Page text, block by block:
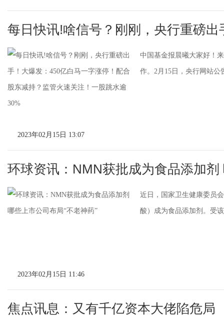
每日快讯!啥信号？刚刚，央行重磅出
中国基金报晨曦大家好！
作。2月15日，央行网站
2023年02月15日 13:07
环球资讯：NMN获批成为食品添加剂
近日，国家卫生健康委员
酸）成为食品添加剂。受
2023年02月15日 11:46
焦点讯息：又有千亿资本大佬陷危局